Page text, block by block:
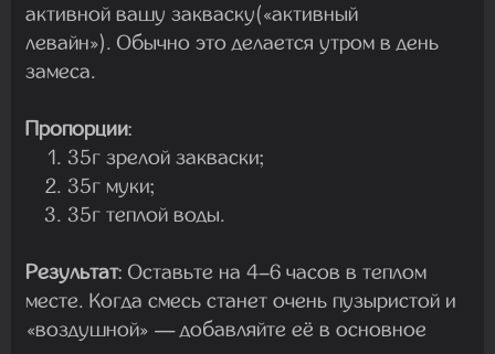
активной вашу закваску(«активный
левайн»). Обычно это делается утром в день
замеса.
Пропорции:
35г зрелой закваски;
35г муки;
35г теплой воды.
Результат: Оставьте на 4–6 часов в теплом
месте. Когда смесь станет очень пузыристой и
«воздушной» — добавляйте её в основное